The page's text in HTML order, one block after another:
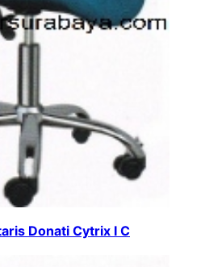
Donati Cytrix I C